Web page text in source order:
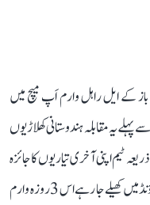
کے ایل راہل وارم اَپ میچ میں
یہ مقابلہ ہندوستانی کھلاڑیوں
ٹیم اپنی آخری تیاریوں کا جائزہ
لے گی۔ کولمبو کے نان ڈسکرپٹس کرکٹ کلب گراؤنڈ میں کھیلے جا رہے اس 3 روزہ وارم